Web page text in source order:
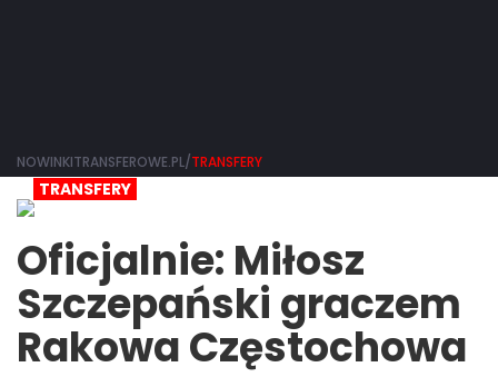
NOWINKITRANSFEROWE.PL/TRANSFERY
TRANSFERY
Oficjalnie: Miłosz
Szczepański graczem
Rakowa Częstochowa